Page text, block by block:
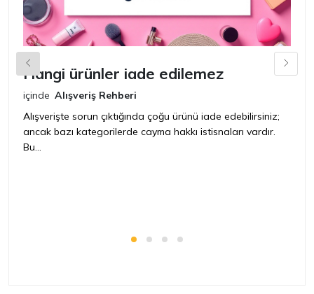
Hangi ürünler iade edilemez
içinde Alışveriş Rehberi
Alışverişte sorun çıktığında çoğu ürünü iade edebilirsiniz;
ancak bazı kategorilerde cayma hakkı istisnaları vardır.
Bu...